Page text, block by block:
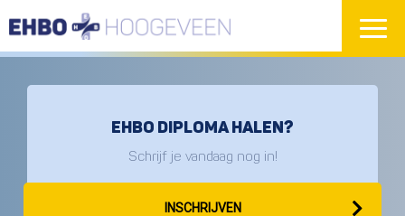
EHBO DIPLOMA HALEN?
Schrijf je vandaag nog in!
INSCHRIJVEN